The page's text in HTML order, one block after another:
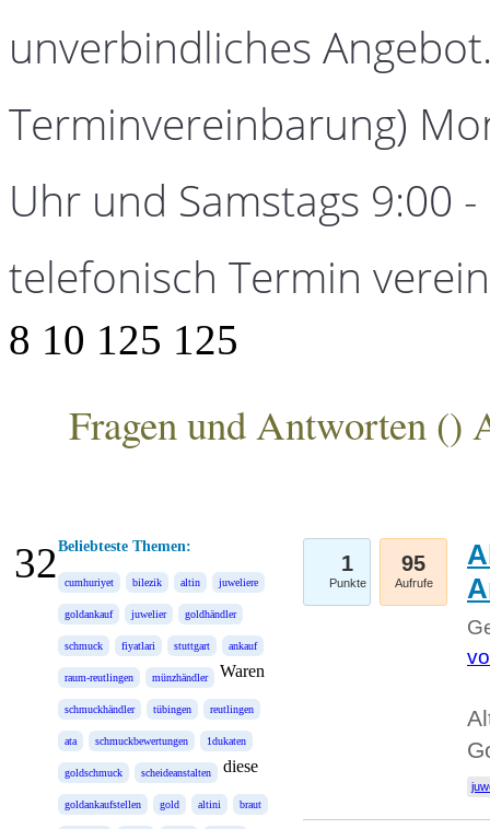
unverbindliches
Terminvereinbarung)
Uhr und Samstags 9:00
telefonisch Termin
8 10 125 125
Fragen und Antworten ()
Beliebteste Themen:
cumhuriyet bilezik altin juweliere
goldankauf juwelier goldhändler
schmuck fiyatlari stuttgart ankauf
raum-reutlingen münzhändler
schmuckhändler tübingen reutlingen
ata schmuckbewertungen 1dukaten
goldschmuck scheideanstalten
goldankaufstellen gold altini braut
Waren
diese
1
Punkte
95
Aufrufe
32